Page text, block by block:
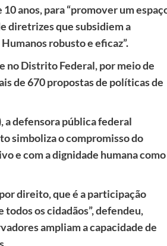
anos, para “promover um
diretrizes que subsidiem a
robusto e eficaz”.
no Distrito Federal, por meio de
de 670 propostas de políticas de
a defensora pública federal
simboliza o compromisso do
e com a dignidade humana como
direito, que é a participação
os cidadãos”, defendeu,
ampliam a capacidade de